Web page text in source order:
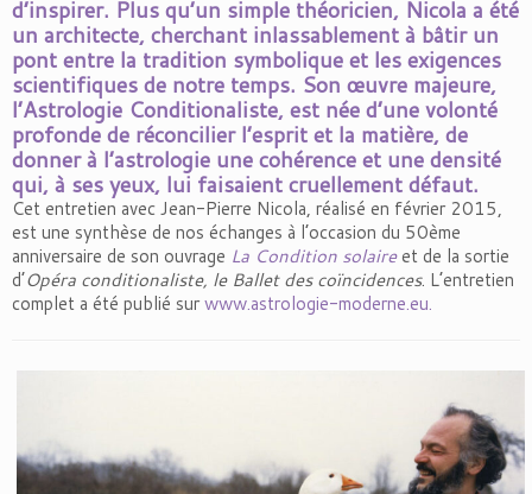
d’inspirer. Plus qu’un simple théoricien, Nicola a été
un architecte, cherchant inlassablement à bâtir un
pont entre la tradition symbolique et les exigences
scientifiques de notre temps. Son œuvre majeure,
l’Astrologie Conditionaliste, est née d’une volonté
profonde de réconcilier l’esprit et la matière, de
donner à l’astrologie une cohérence et une densité
qui, à ses yeux, lui faisaient cruellement défaut.
Cet entretien avec Jean-Pierre Nicola, réalisé en février 2015,
est une synthèse de nos échanges à l’occasion du 50ème
anniversaire de son ouvrage La Condition solaireet de la sortie
d’Opéra conditionaliste, le Ballet des coïncidences. L’entretien
complet a été publié surwww.astrologie-moderne.eu.